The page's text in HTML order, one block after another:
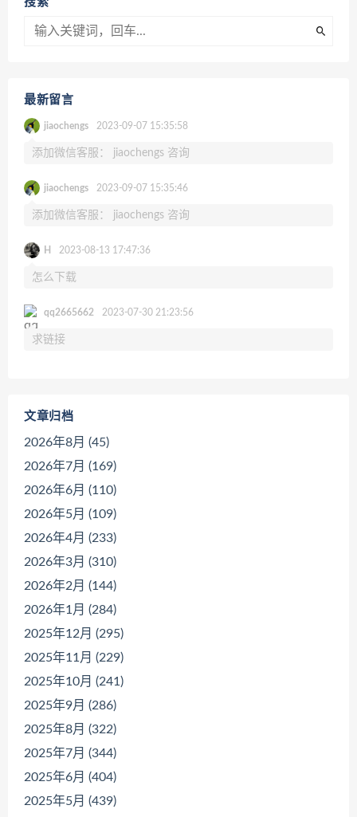
最新留言
jiaochengs 2023-09-07 15:35:58
添加微信客服： jiaochengs 咨询
jiaochengs 2023-09-07 15:35:46
添加微信客服： jiaochengs 咨询
H 2023-08-13 17:47:36
怎么下载
qq2665662 2023-07-30 21:23:56
求链接
文章归档
2026年8月 (45)
2026年7月 (169)
2026年6月 (110)
2026年5月 (109)
2026年4月 (233)
2026年3月 (310)
2026年2月 (144)
2026年1月 (284)
2025年12月 (295)
2025年11月 (229)
2025年10月 (241)
2025年9月 (286)
2025年8月 (322)
2025年7月 (344)
2025年6月 (404)
2025年5月 (439)